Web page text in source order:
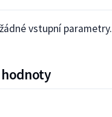
vstupní parametry.